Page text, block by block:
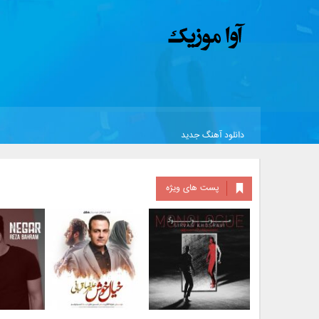
دانلود آهنگ جدید
پست های ویژه